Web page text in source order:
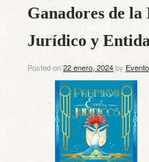
Ganadores de
Jurídico y
Posted on22 enero, 2024by